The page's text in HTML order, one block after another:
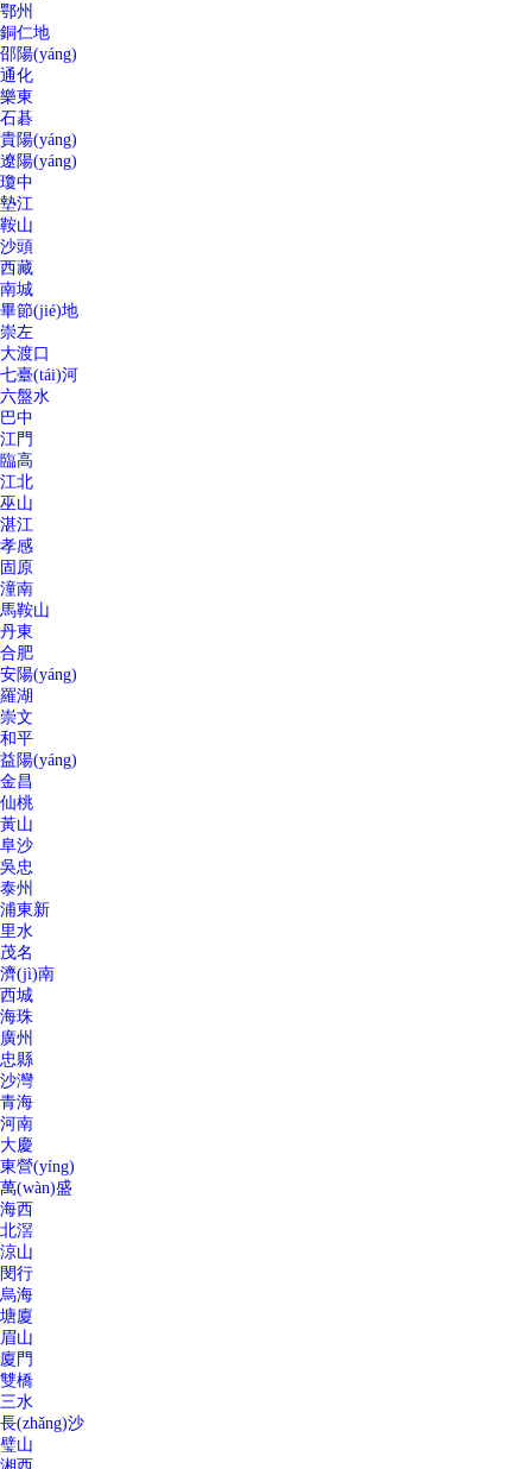
鄂州
銅仁地
邵陽(yáng)
通化
樂東
石碁
貴陽(yáng)
遼陽(yáng)
瓊中
墊江
鞍山
沙頭
西藏
南城
畢節(jié)地
崇左
大渡口
七臺(tái)河
六盤水
巴中
江門
臨高
江北
巫山
湛江
孝感
固原
潼南
馬鞍山
丹東
合肥
安陽(yáng)
羅湖
崇文
和平
益陽(yáng)
金昌
仙桃
黃山
阜沙
吳忠
泰州
浦東新
里水
茂名
濟(jì)南
西城
海珠
廣州
忠縣
沙灣
青海
河南
大慶
東營(yíng)
萬(wàn)盛
海西
北滘
涼山
閔行
烏海
塘廈
眉山
廈門
雙橋
三水
長(zhǎng)沙
璧山